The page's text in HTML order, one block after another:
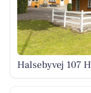
Halsebyvej 107